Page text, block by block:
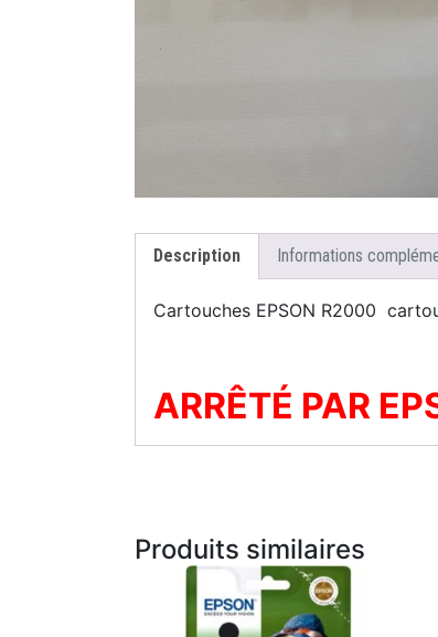
Description Informations
Cartouches EPSON R2000
ARRÊTÉ PAR
Produits similaires